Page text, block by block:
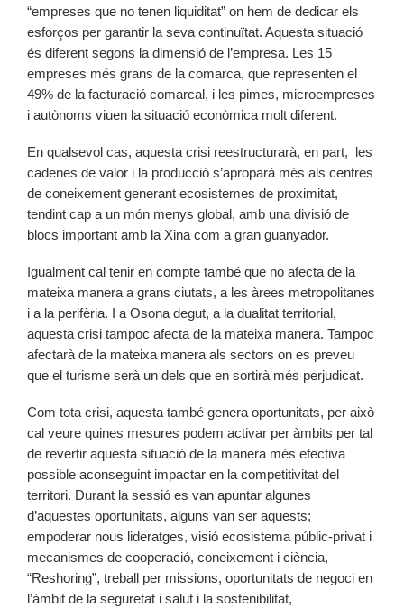
“empreses que no tenen liquiditat” on hem de dedicar els
esforços per garantir la seva continuïtat. Aquesta situació
és diferent segons la dimensió de l’empresa. Les 15
empreses més grans de la comarca, que representen el
49% de la facturació comarcal, i les pimes, microempreses
i autònoms viuen la situació econòmica molt diferent.
En qualsevol cas, aquesta crisi reestructurarà, en part, les
cadenes de valor i la producció s’aproparà més als centres
de coneixement generant ecosistemes de proximitat,
tendint cap a un món menys global, amb una divisió de
blocs important amb la Xina com a gran guanyador.
Igualment cal tenir en compte també que no afecta de la
mateixa manera a grans ciutats, a les àrees metropolitanes
i a la perifèria. I a Osona degut, a la dualitat territorial,
aquesta crisi tampoc afecta de la mateixa manera. Tampoc
afectarà de la mateixa manera als sectors on es preveu
que el turisme serà un dels que en sortirà més perjudicat.
Com tota crisi, aquesta també genera oportunitats, per això
cal veure quines mesures podem activar per àmbits per tal
de revertir aquesta situació de la manera més efectiva
possible aconseguint impactar en la competitivitat del
territori. Durant la sessió es van apuntar algunes
d’aquestes oportunitats, alguns van ser aquests;
empoderar nous lideratges, visió ecosistema públic-privat i
mecanismes de cooperació, coneixement i ciència,
“Reshoring”, treball per missions, oportunitats de negoci en
l’àmbit de la seguretat i salut i la sostenibilitat,